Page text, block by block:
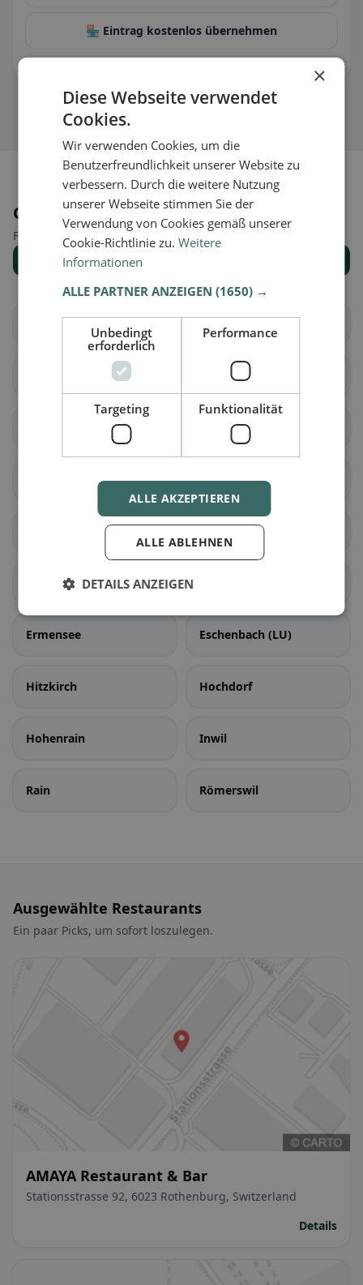
🏪 Eintrag kostenlos übernehmen
Orte in der Nähe
Finde den passenden Ort für deine Restaurantsuche.
Alle Orte anzeigen
Schlierbach Fischbach
Doppleschwand Entlebuch
Romoos
Werthenstein
Escholzmatt-Marbach Aesch (LU)
Ermensee Eschenbach (LU)
Hitzkirch Hochdorf
Hohenrain Inwil
Rain Römerswil
Ausgewählte Restaurants
Ein paar Picks, um sofort loszulegen.
AMAYA Restaurant & Bar
Stationsstrasse 92, 6023 Rothenburg, Switzerland
Details
×
Diese Webseite verwendet
Cookies.
Wir verwenden Cookies, um die
Benutzerfreundlichkeit unserer Website zu
verbessern. Durch die weitere Nutzung
unserer Webseite stimmen Sie der
Verwendung von Cookies gemäß unserer
Cookie-Richtlinie zu.Weitere
Informationen
ALLE PARTNER ANZEIGEN(1650) →
Unbedingt
erforderlich
Performance
Targeting Funktionalität
ALLE AKZEPTIEREN
ALLE ABLEHNEN
DETAILS ANZEIGEN